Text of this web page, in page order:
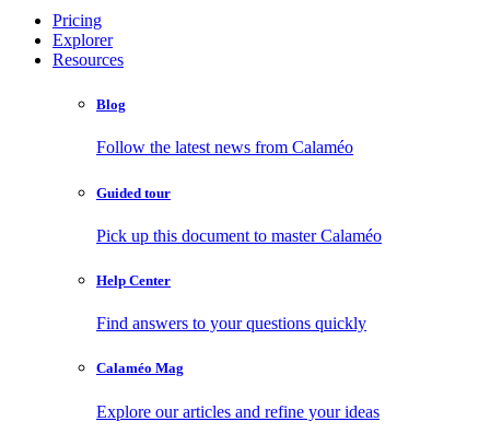
Pricing
Explorer
Resources
Blog
Follow the latest news from Calaméo
Guided tour
Pick up this document to master Calaméo
Help Center
Find answers to your questions quickly
Calaméo Mag
Explore our articles and refine your ideas